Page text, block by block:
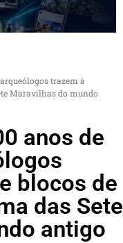
trazem à
Maravilhas do mundo
anos de
blocos de
das Sete
antigo